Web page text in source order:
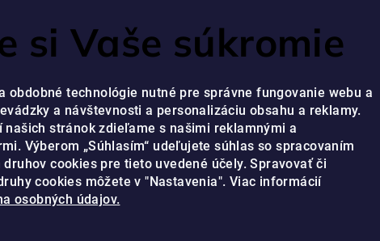
si Vaše súkromie
obdobné technológie nutné pre správne fungovanie webu a
a návštevnosti a personalizáciu obsahu a reklamy.
stránok zdieľame s našimi reklamnými a
Výberom „Súhlasím“ udeľujete súhlas so spracovaním
cookies pre tieto uvedené účely. Spravovať či
cookies môžete v "Nastavenia". Viac informácií
osobných údajov.